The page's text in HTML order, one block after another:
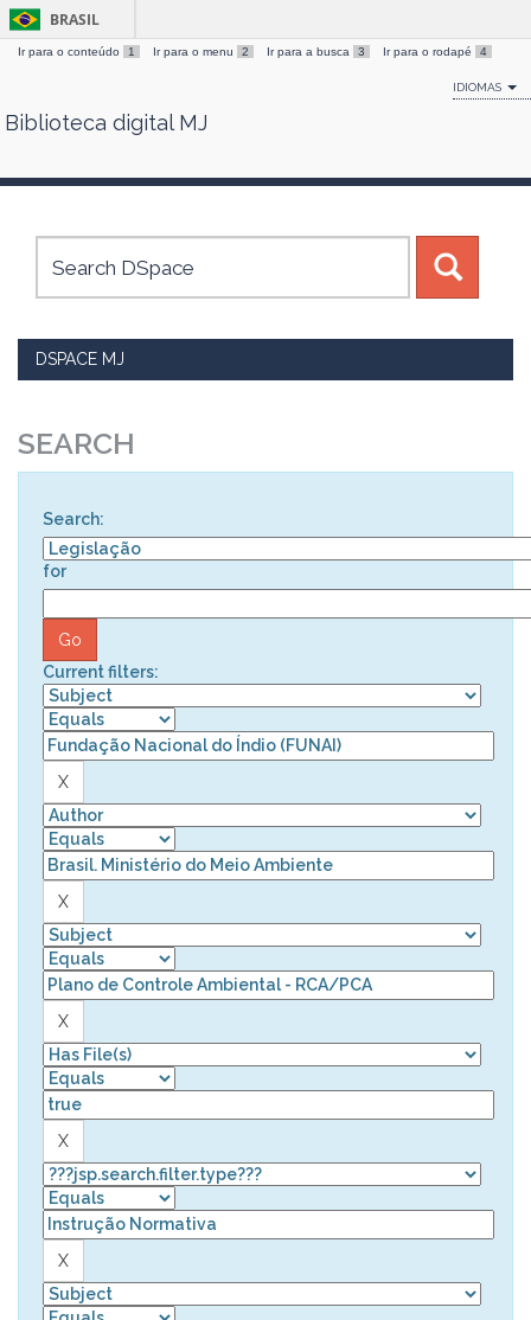
Skip
BRASIL
Ir para o conteúdo 1 Ir para o menu 2 Ir para a busca 3 Ir para o rodapé 4
IDIOMAS
Biblioteca digital MJ
DSPACE MJ
SEARCH
Search:
for
Current filters: